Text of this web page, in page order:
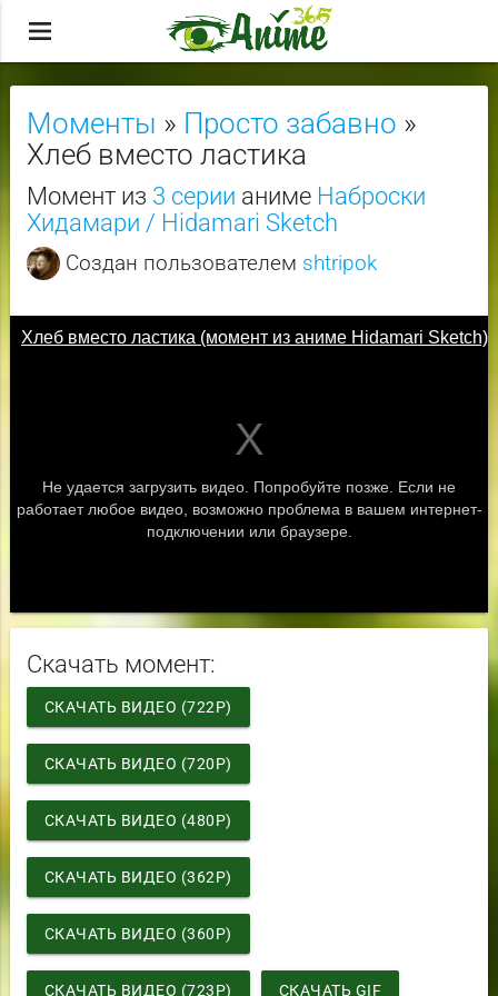
menu
Моменты » Просто забавно »
Хлеб вместо ластика
Момент из 3 серии аниме Наброски
Хидамари / Hidamari Sketch
Создан пользователем shtripok
Скачать момент:
СКАЧАТЬ ВИДЕО (722P)
СКАЧАТЬ ВИДЕО (720P)
СКАЧАТЬ ВИДЕО (480P)
СКАЧАТЬ ВИДЕО (362P)
СКАЧАТЬ ВИДЕО (360P)
СКАЧАТЬ ВИДЕО (723P) СКАЧАТЬ GIF